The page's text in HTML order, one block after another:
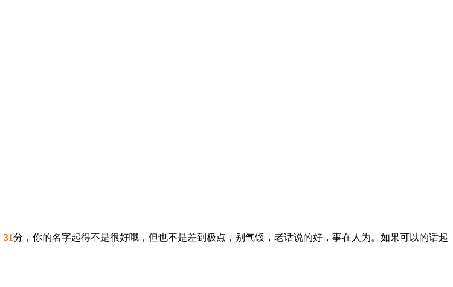
31分，你的名字起得不是很好哦，但也不是差到极点，别气馁，老话说的好，事在人为。如果可以的话起